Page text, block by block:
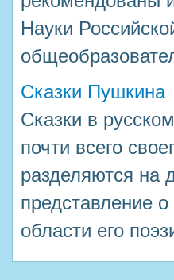
Науки
Сказки Пушкина
Сказки в
почти всего
разделяются на
представление
области его